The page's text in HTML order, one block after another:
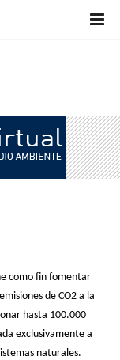
como fin fomentar
de CO2 a la
hasta 100.000
exclusivamente a
naturales.